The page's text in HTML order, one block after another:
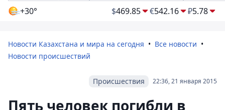
+30° $469.85 €542.16 ₽5.78
Новости Казахстана и мира на сегодня
Все новости
Новости происшествий
22:36, 21 января 2015
Происшествия
Пять человек погибли в